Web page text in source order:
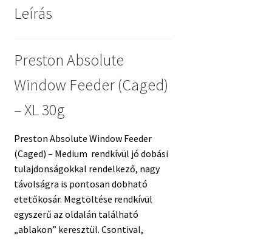
Leírás
Preston Absolute
Window Feeder (Caged)
– XL 30g
Preston Absolute Window Feeder
(Caged) – Medium rendkívül jó dobási
tulajdonságokkal rendelkező, nagy
távolságra is pontosan dobható
etetőkosár. Megtöltése rendkívül
egyszerű az oldalán található
„ablakon” keresztül. Csontival,